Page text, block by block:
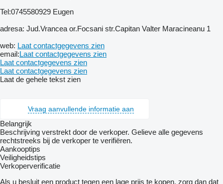
Tel:0745580929 Eugen
adresa: Jud.Vrancea or.Focsani str.Capitan Valter Maracineanu 1
web: Laat contactgegevens zien
email:Laat contactgegevens zien
Laat contactgegevens zien
Laat contactgegevens zien
Laat de gehele tekst zien
Vraag aanvullende informatie aan
Belangrijk
Beschrijving verstrekt door de verkoper. Gelieve alle gegevens
rechtstreeks bij de verkoper te verifiëren.
Aankooptips
Veiligheidstips
Verkoperverificatie
Als u besluit een product tegen een lage prijs te kopen, zorg dan dat